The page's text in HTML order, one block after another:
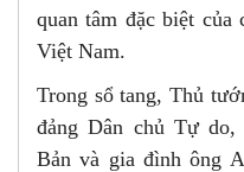
quan tâm đặc biệt
Việt Nam.
Trong sổ tang, Thủ
đảng Dân chủ Tự
Bản và gia đình ông